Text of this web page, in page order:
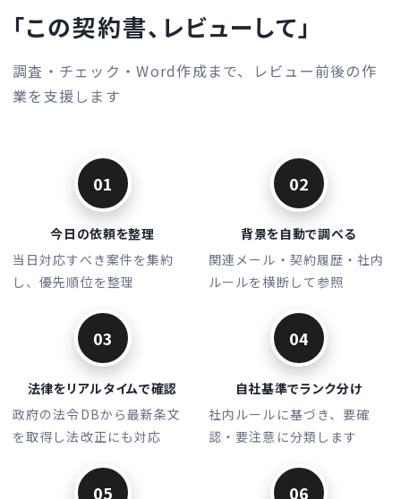
「この契約書、レビューして」
調査・チェック・Word作成まで、レビュー前後の作
業を支援します
01
今日の依頼を整理
当日対応すべき案件を集約
し、優先順位を整理
02
背景を自動で調べる
関連メール・契約履歴・社内
ルールを横断して参照
03
法律をリアルタイムで確認
政府の法令DBから最新条文
を取得し法改正にも対応
04
自社基準でランク分け
社内ルールに基づき、要確
認・要注意に分類します
05 06